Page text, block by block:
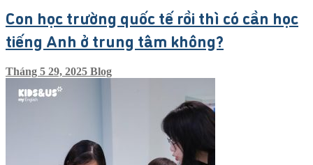
Con học trường quốc tế rồi thì có cần học
tiếng Anh ở trung tâm không?
Tháng 5 29, 2025 Blog